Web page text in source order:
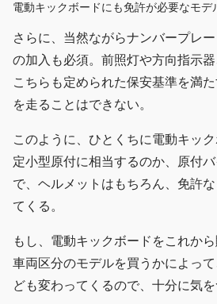
電動キックボードにも免許が必要なモデ
さらに、当然ながらナンバープレ
の加入も必須。前照灯や方向指示器
こちらも定められた保安基準を満
を走ることはできない。
このように、ひとくちに電動キッ
定小型原付に相当するのか、原付
で、ヘルメットはもちろん、免許
てくる。
もし、電動キックボードをこれか
車両区分のモデルを買うかによっ
ども変わってくるので、十分に気を